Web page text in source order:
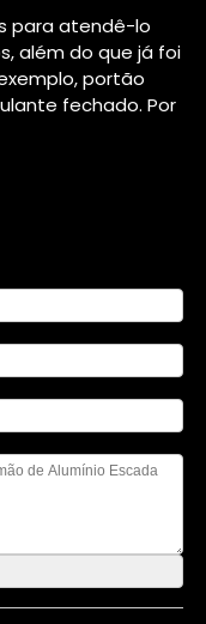
para atendê-lo
além do que já foi
portão
fechado. Por